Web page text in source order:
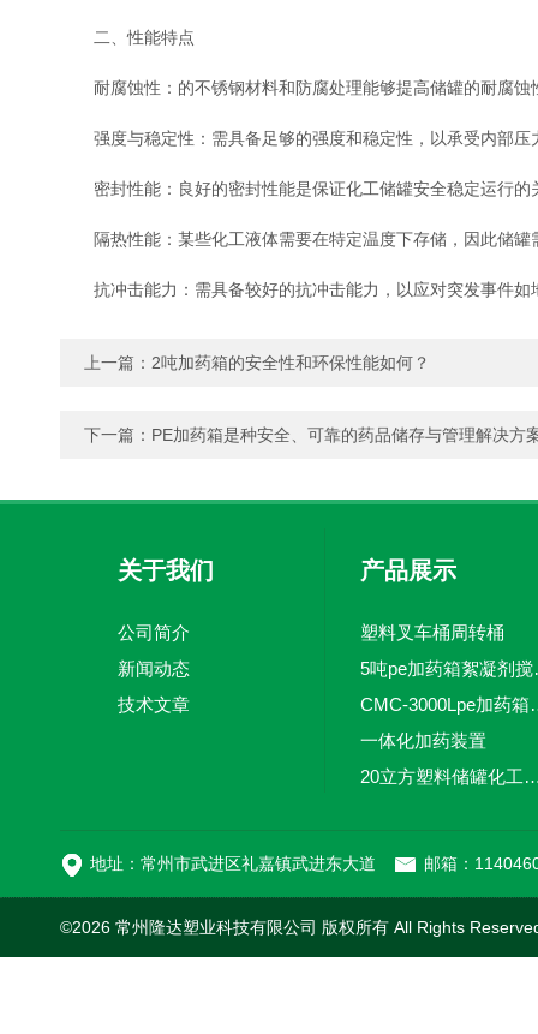
二、性能特点
耐腐蚀性：的不锈钢材料和防腐处理能够提高储罐的耐腐蚀
强度与稳定性：需具备足够的强度和稳定性，以承受内部压
密封性能：良好的密封性能是保证化工储罐安全稳定运行的
隔热性能：某些化工液体需要在特定温度下存储，因此储罐
抗冲击能力：需具备较好的抗冲击能力，以应对突发事件如
上一篇： 2吨加药箱的安全性和环保性能如何？
下一篇： PE加药箱是种安全、可靠的药品储存与管理解决方
关于我们
公司简介
新闻动态
技术文章
产品展示
塑料叉车桶周转桶
5吨pe
CMC-
一体化加药装置
20立方塑料储罐化工储
地址：常州市武进区礼嘉镇武进东大道 邮箱：
©2026 常州隆达塑业科技有限公司 版权所有 All Rights